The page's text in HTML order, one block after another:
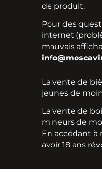
de produit.
Pour des
internet
mauvais
La vente de
jeunes de
La vente de
mineurs de
En accédant à
avoir 18 ans